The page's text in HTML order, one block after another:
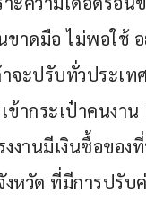
ขาดมือ ไม่พอใช้
ะปรับทั่วประเท
ข้ากระเป๋าคนงา
งานมีเงินซื้อของ
หวัด ที่มีการปรับ